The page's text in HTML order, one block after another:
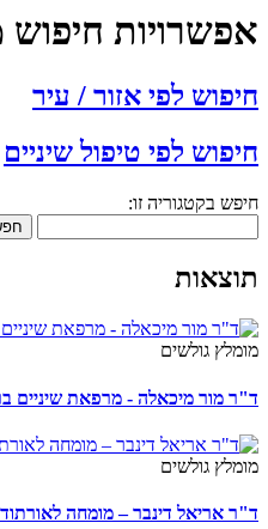
חיפוש
לפי אזור / עיר
לפי טיפול שיניים
בקטגוריה זו:
חפש
גולשים
מור מיכאלה - מרפאת שיניים
גולשים
אריאל דינבר – מומחה